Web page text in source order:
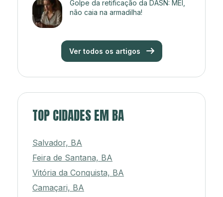
Golpe da retificação da DASN: MEI,
não caia na armadilha!
Ver todos os artigos
TOP CIDADES EM BA
Salvador, BA
Feira de Santana, BA
Vitória da Conquista, BA
Camaçari, BA